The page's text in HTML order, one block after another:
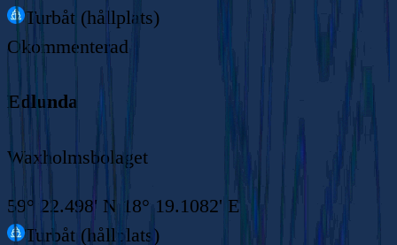
Turbåt (hållplats)
Okommenterad
Edlunda
Waxholmsbolaget
59° 22.498' N 18° 19.1082' E
Turbåt (hållplats)